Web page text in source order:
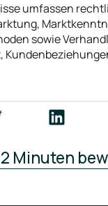
umfassen
sowie
Minuten